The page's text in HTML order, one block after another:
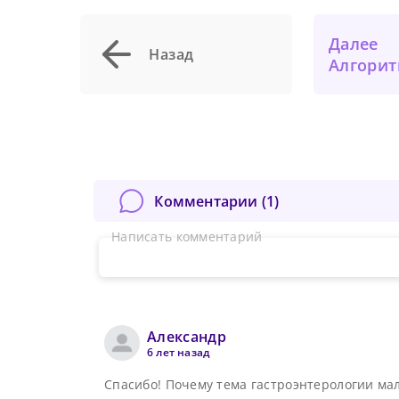
Назад
Далее
Алгоритмы
Комментарии (1)
Написать комментарий
Александр
6 лет назад
Спасибо! Почему тема гастроэнтерологии